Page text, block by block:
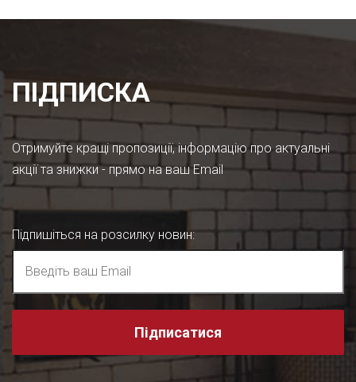
ПІДПИСКА
Отримуйте кращі пропозиції, інформацію про актуальні
акції та знижки - прямо на ваш Email
Підпишіться на розсилку новин:
Підписатися